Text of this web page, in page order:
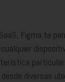
Figma te
diversas